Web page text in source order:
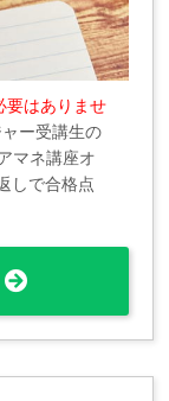
要はありませ
ー受講生の
マネ講座オ
しで合格点